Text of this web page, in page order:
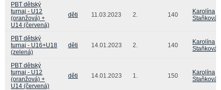
PBT dětský
turnaj - U12
(oranžová) +
U14 (červená)
děti 11.03.2023 2. 140
Karolína
Staňková
PBT dětský
turnaj - U16+U18
(zelená)
děti 14.01.2023 2. 140
Karolína
Staňková
PBT dětský
turnaj - U12
(oranžová) +
U14 (červená)
děti 14.01.2023 1. 150
Karolína
Staňková